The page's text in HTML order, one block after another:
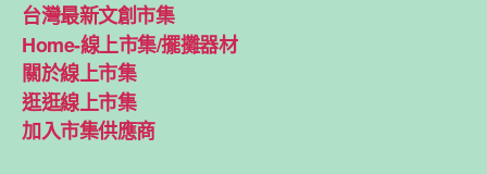
台灣最新文創市集
Home-線上市集/擺攤器材
關於線上市集
逛逛線上市集
加入市集供應商